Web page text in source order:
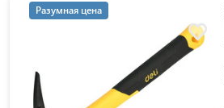
Разумная цена